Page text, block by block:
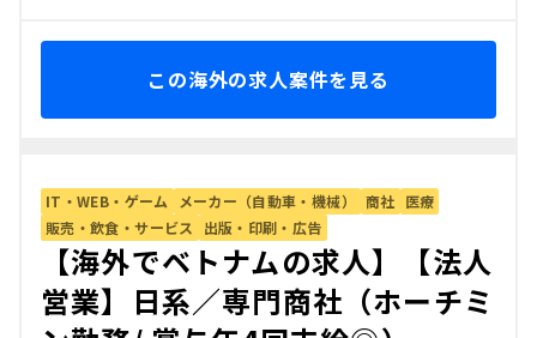
この海外の求人案件を見る
IT・WEB・ゲーム メーカー（自動車・機械） 商社 医療
販売・飲食・サービス
出版・印刷・広告
【海外でベトナムの求人】【法人
営業】日系／専門商社（ホーチミ